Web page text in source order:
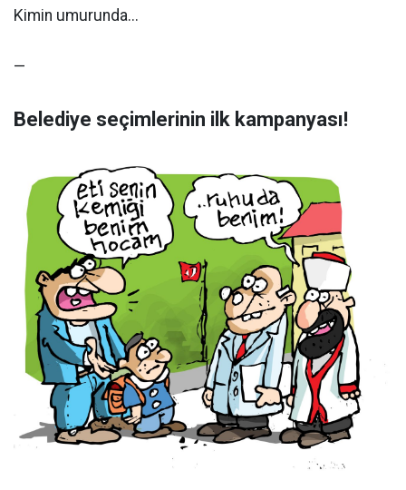
Kimin umurunda...
—
Belediye seçimlerinin ilk kampanyası!